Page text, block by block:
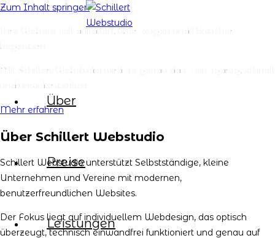
Zum Inhalt springen
Über
Preise
Leistungen
Ihre Website soll auffallen, überzeugen und Besucher
begeistern.
Mit Schillert Webstudio wird sie genau das – einzigartig, schnell
und unwiderstehlich.
Mehr erfahren
Über Schillert Webstudio
Schillert Webstudio unterstützt Selbstständige, kleine
Unternehmen und Vereine mit modernen,
benutzerfreundlichen Websites.
Der Fokus liegt auf individuellem Webdesign, das optisch
überzeugt, technisch einwandfrei funktioniert und genau auf